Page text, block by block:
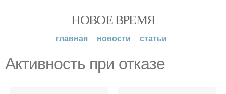
НОВОЕ ВРЕМЯ
главная новости статьи
Активность при отказе